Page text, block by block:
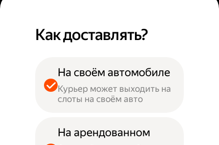
Как доставлять?
На своём автомобиле
Курьер может выходить на
слоты на своём авто
На арендованном